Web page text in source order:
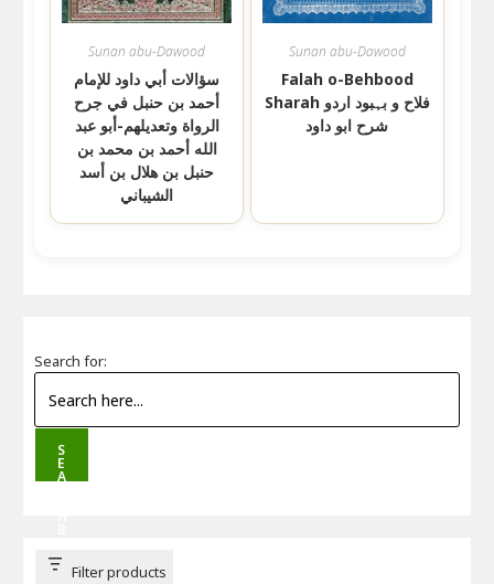
Sunan abu-Dawood
سؤالات أبي داود للإمام
أحمد بن حنبل في جرح
الرواة وتعديلهم-أبو عبد
الله أحمد بن محمد بن
حنبل بن هلال بن أسد
الشيباني
Sunan abu-Dawood
Falah o-Behbood
Sharah فلاح و بہبود اردو
شرح ابو داود
Search for:
S
E
A
T
T
Filter products